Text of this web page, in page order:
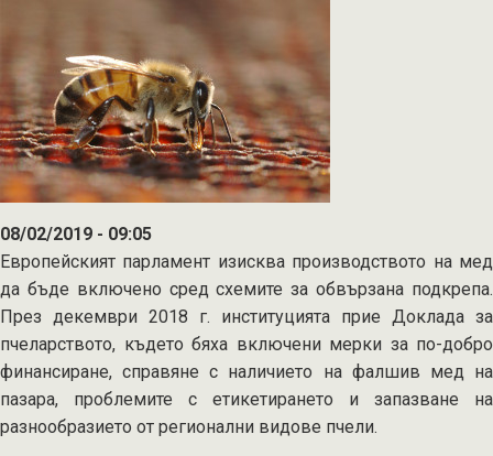
за
мини
мандрите
08/02/2019 - 09:05
Европейският парламент изисква производството на мед
да бъде включено сред схемите за обвързана подкрепа.
През декември 2018 г. институцията прие Доклада за
пчеларството, където бяха включени мерки за по-добро
финансиране, справяне с наличието на фалшив мед на
пазара, проблемите с етикетирането и запазване на
разнообразието от регионални видове пчели.